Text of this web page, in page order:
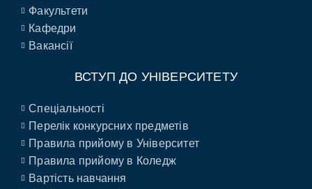
Факультети
Кафедри
Вакансії
ВСТУП ДО УНІВЕРСИТЕТУ
Спеціальності
Перелік конкурсних предметів
Правила прийому в Університет
Правила прийому в Коледж
Вартість навчання